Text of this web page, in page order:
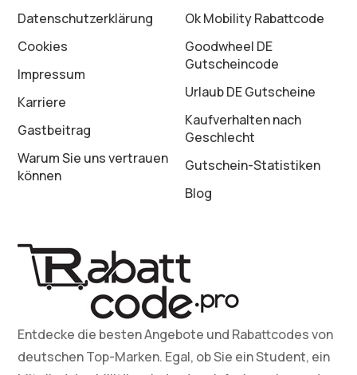
Datenschutz­erklärung
Cookies
Impressum
Karriere
Gastbeitrag
Warum Sie uns vertrauen
können
Ok Mobility Rabattcode
Goodwheel DE
Gutscheincode
Urlaub DE Gutscheine
Kaufverhalten nach
Geschlecht
Gutschein-Statistiken
Blog
Entdecke die besten Angebote und Rabattcodes von
deutschen Top-Marken. Egal, ob Sie ein Student, ein